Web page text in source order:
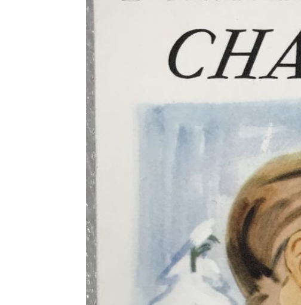
Prévoyez votre séjour
Contactez-nous